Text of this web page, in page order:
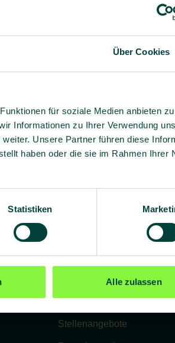
Über Cookies
für soziale Medien anbieten
Informationen zu Ihrer Verwendung
Unsere Partner führen diese
haben oder die sie im Rahmen Ihrer
Statistiken
Alle zulassen
ich willige bis auf Widerruf ein, dass
Angebote und Informationen per E-Mail
Es gilt unsere
Benefits
Stellenangebote